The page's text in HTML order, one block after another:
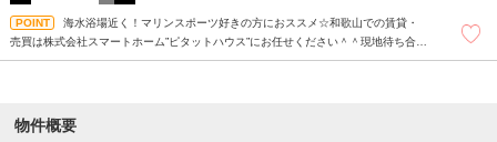
海水浴場近く！マリンスポーツ好きの方におススメ☆和歌山での賃貸・
売買は株式会社スマートホーム”ピタットハウス”にお任せください＾＾現地待ち合わ
物件概要